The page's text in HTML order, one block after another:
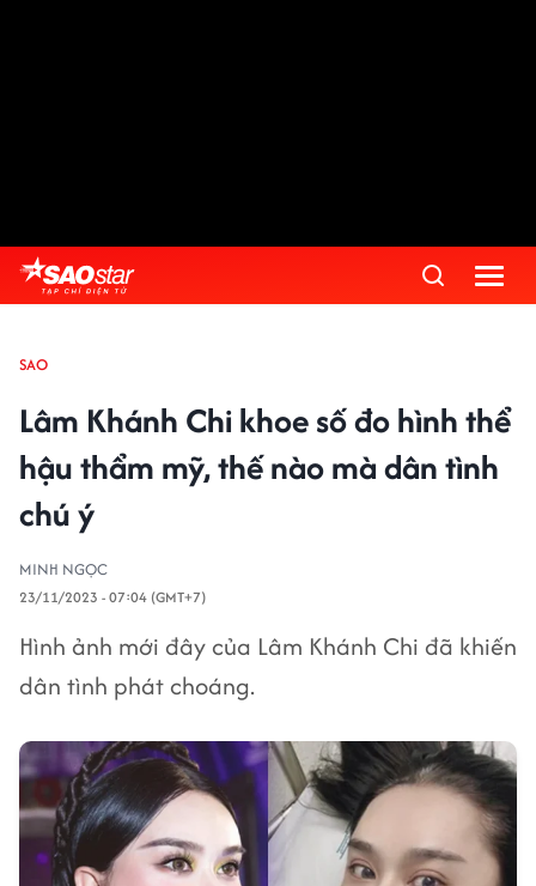
SAO
Lâm Khánh Chi khoe số đo hình thể
hậu thẩm mỹ, thế nào mà dân tình
chú ý
MINH NGỌC
23/11/2023 - 07:04 (GMT+7)
Hình ảnh mới đây của Lâm Khánh Chi đã khiến
dân tình phát choáng.